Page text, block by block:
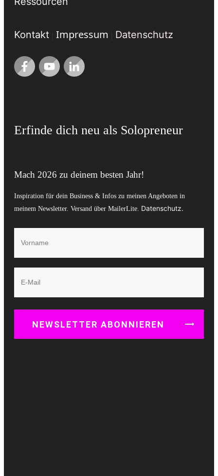
Kontakt Impressum Datenschutz
Erfinde dich neu als Solopreneur
Mach 2026 zu deinem besten Jahr!
Inspiration für dein Business & Infos zu meinen Angeboten in
meinem Newsletter. Versand über MailerLite. Datenschutz.
NEWSLETTER ABONNIEREN